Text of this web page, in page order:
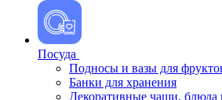
Посуда
Подносы и вазы для
Банки для хранения
Декоративные чаши, блюда